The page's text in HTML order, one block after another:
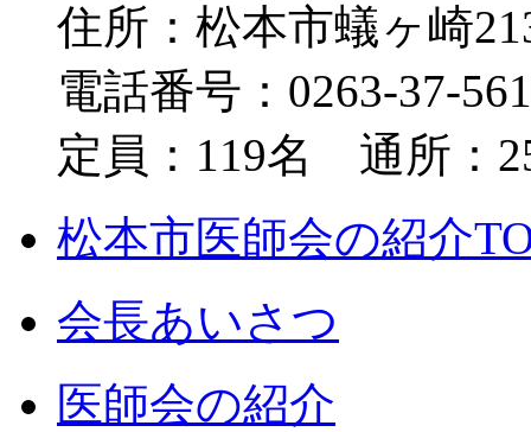
住所：松本市蟻ヶ崎
電話番号：0263-37-
定員：119名 通所：
松本市医師会の紹介
会長あいさつ
医師会の紹介